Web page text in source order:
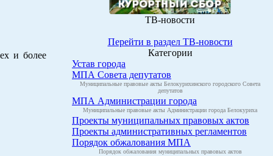
и более
ТВ-новости
Перейти в раздел ТВ-новости
Категории
Устав города
МПА Совета депутатов
Муниципальные правовые акты Белокурихинского городского Совета
депутатов
МПА Администрации города
Муниципальные правовые акты Администрации города Белокуриха
Проекты муниципальных правовых актов
Проекты административных регламентов
Порядок обжалования МПА
Порядок обжалования муниципальных правовых актов